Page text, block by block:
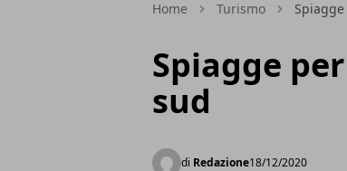
Home Turismo
Spiagge
sud
di Redazione18/12/2020